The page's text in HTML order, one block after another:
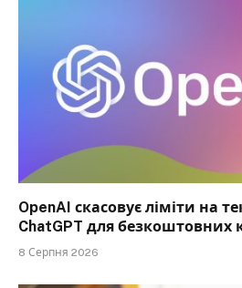
OpenAI скасовує ліміти на
ChatGPT для безкоштовних
8 Серпня 2026